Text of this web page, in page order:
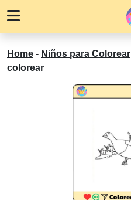
Home - Niños para Colorear
colorear